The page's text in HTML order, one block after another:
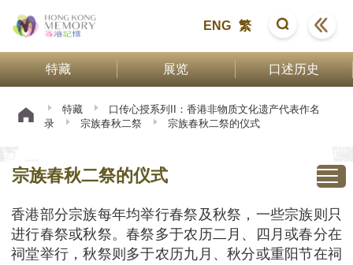
ENG 繁
特藏 展览 口述历史
特藏
口传心授系列II：香港非物质文化遗产代表作名
录
宗族春秋二祭 宗族春秋二祭的仪式
宗族春秋二祭的仪式
香港部分宗族每年均举行春祭及秋祭，一些宗族则只
进行春祭或秋祭。春祭多于农历二月、四月或春分在
祠堂举行，秋祭则多于农历九月、秋分或重阳节在祠